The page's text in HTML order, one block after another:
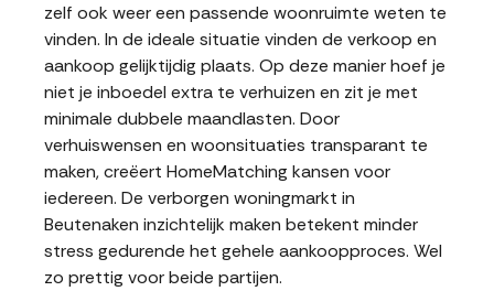
zelf ook weer een passende woonruimte weten te
vinden. In de ideale situatie vinden de verkoop en
aankoop gelijktijdig plaats. Op deze manier hoef je
niet je inboedel extra te verhuizen en zit je met
minimale dubbele maandlasten. Door
verhuiswensen en woonsituaties transparant te
maken, creëert HomeMatching kansen voor
iedereen. De verborgen woningmarkt in
Beutenaken inzichtelijk maken betekent minder
stress gedurende het gehele aankoopproces. Wel
zo prettig voor beide partijen.